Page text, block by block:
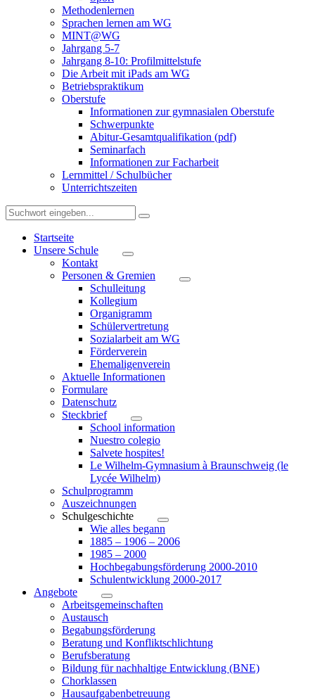
Methodenlernen
Sprachen lernen am WG
MINT@WG
Jahrgang 5-7
Jahrgang 8-10: Profilmittelstufe
Die Arbeit mit iPads am WG
Betriebspraktikum
Oberstufe
Informationen zur gymnasialen Oberstufe
Schwerpunkte
Abitur-Gesamtqualifikation (pdf)
Seminarfach
Informationen zur Facharbeit
Lernmittel / Schulbücher
Unterrichtszeiten
Startseite
Unsere Schule
Kontakt
Personen & Gremien
Schulleitung
Kollegium
Organigramm
Schülervertretung
Sozialarbeit am WG
Förderverein
Ehemaligenverein
Aktuelle Informationen
Formulare
Datenschutz
Steckbrief
School information
Nuestro colegio
Salvete hospites!
Le Wilhelm-Gymnasium à Braunschweig (le
Lycée Wilhelm)
Schulprogramm
Auszeichnungen
Schulgeschichte
Wie alles begann
1885 – 1906 – 2006
1985 – 2000
Hochbegabungsförderung 2000-2010
Schulentwicklung 2000-2017
Angebote
Arbeitsgemeinschaften
Austausch
Begabungsförderung
Beratung und Konfliktschlichtung
Berufsberatung
Bildung für nachhaltige Entwicklung (BNE)
Chorklassen
Hausaufgabenbetreuung